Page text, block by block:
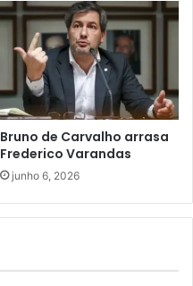
Bruno de Carvalho arrasa
Frederico Varandas
junho 6, 2026